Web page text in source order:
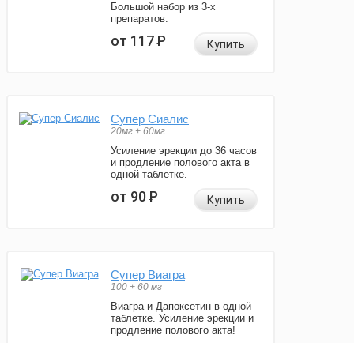
Большой набор из 3-х
препаратов.
от 117Р Купить
Супер Сиалис
20мг + 60мг
Усиление эрекции до 36 часов
и продление полового акта в
одной таблетке.
от 90Р Купить
Супер Виагра
100 + 60 мг
Виагра и Дапоксетин в одной
таблетке. Усиление эрекции и
продление полового акта!